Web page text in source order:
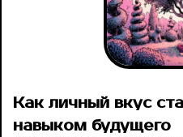
Как личный вкус
навыком будущего